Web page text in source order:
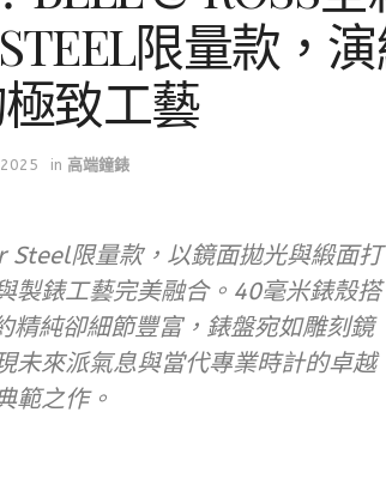
限量款，
致工藝
in 高端鐘錶
Steel限量款，以鏡面拋光與緞面打
製錶工藝完美融合。40毫米錶殼搭
純卻細節豐富，錶盤宛如雕刻鏡
未來派氣息與當代專業時計的卓越
範之作。